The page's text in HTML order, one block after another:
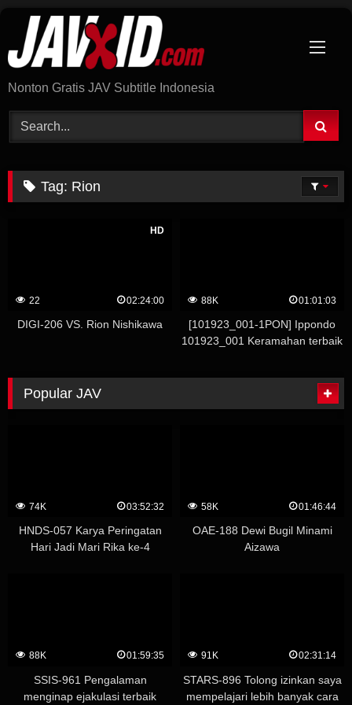
content
Nonton Gratis JAV Subtitle Indonesia
Tag: Rion
HD
22 02:24:00
DIGI-206 VS. Rion Nishikawa
88K 01:01:03
[101923_001-1PON] Ippondo
101923_001 Keramahan terbaik
Popular JAV
74K 03:52:32
HNDS-057 Karya Peringatan
Hari Jadi Mari Rika ke-4
58K 01:46:44
OAE-188 Dewi Bugil Minami
Aizawa
88K 01:59:35
SSIS-961 Pengalaman
menginap ejakulasi terbaik
91K 02:31:14
STARS-896 Tolong izinkan saya
mempelajari lebih banyak cara